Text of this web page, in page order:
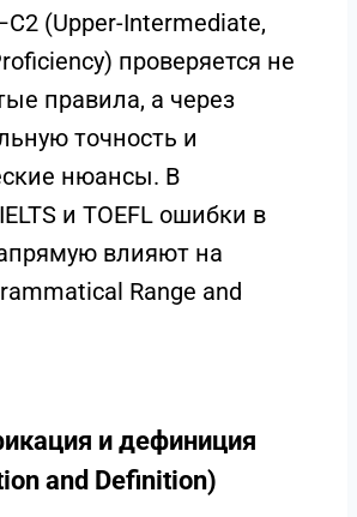
(Upper-Intermediate,
проверяется не
правила, а через
точность и
нюансы. В
и TOEFL ошибки в
влияют на
Range and
и дефиниция
and Definition)